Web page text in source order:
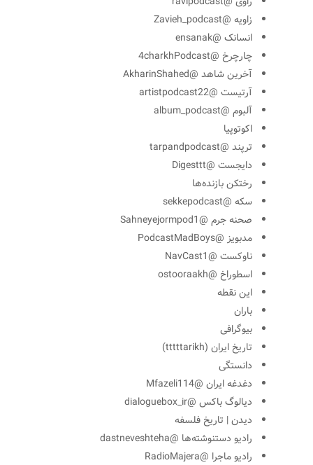
زاویه @Zavieh_podcast
انسانک @ensanak
چارچرخ @4charkhPodcast
آخرین شاهد @AkharinShahed
آرتیست @artistpodcast22
آلبوم @album_podcast
اکوتوپیا
ترپند @tarpandpodcast
دایجست @Digesttt
رختکن بازنده‌ها
سکه @sekkepodcast
صحنه جرم @Sahneyejormpod1
مدبویز @PodcastMadBoys
ناوکست @NavCast1
اسطوراخ @ostooraakh
این نقطه
باران
بیوگرافی
تاریخ ایران (tttttarikh)
دانستگی
دغدغه ایران @Mfazeli114
دیالوگ باکس @dialoguebox_ir
دیدن | تاریخ فلسفه
رادیو دستنوشته‌ها @dastneveshteha
رادیو ماجرا @RadioMajera